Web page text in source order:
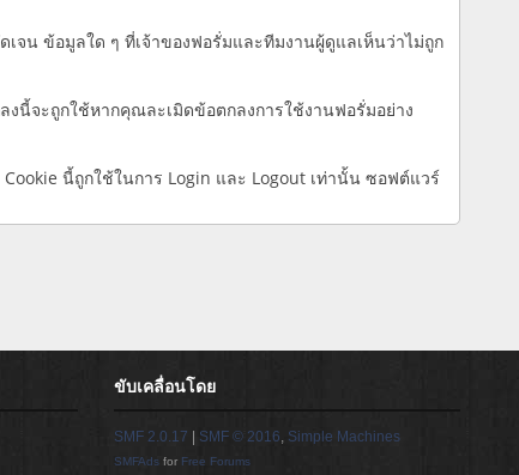
น ข้อมูลใด ๆ ที่เจ้าของฟอรั่มและทีมงานผู้ดูแลเห็นว่าไม่ถูก
นี้จะถูกใช้หากคุณละเมิดข้อตกลงการใช้งานฟอรั่มอย่าง
นี้ถูกใช้ในการ Login และ Logout เท่านั้น ซอฟต์แวร์
ขับเคลื่อนโดย
SMF 2.0.17 SMF © 2016, Simple Machines
SMFAds for Free Forums